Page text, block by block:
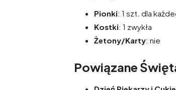
Pionki: 1 szt. dla
Kostki: 1 zwykła
Żetony/Karty: nie
Powiązane